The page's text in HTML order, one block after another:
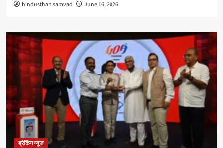
hindusthan samvad June 16, 2026
ब्रेकिंग न्यूज